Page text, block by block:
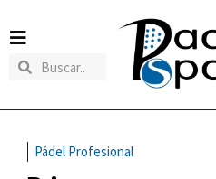
Pádel Profesional